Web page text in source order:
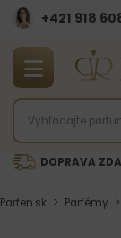
+421 918
DOPRAVA
Parfen.sk > Parfémy >